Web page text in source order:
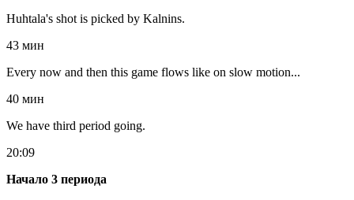
Huhtala's shot is picked by Kalnins.
43 мин
Every now and then this game flows like on slow motion...
40 мин
We have third period going.
20:09
Начало 3 периода